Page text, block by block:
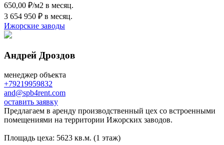
650,00 ₽/м2 в месяц.
3 654 950 ₽ в месяц.
Ижорские заводы
Андрей Дроздов
менеджер объекта
+79219959832
and@spb4rent.com
оставить заявку
Предлагаем в аренду производственный цех со встроенными
помещениями на территории Ижорских заводов.
Площадь цеха: 5623 кв.м. (1 этаж)